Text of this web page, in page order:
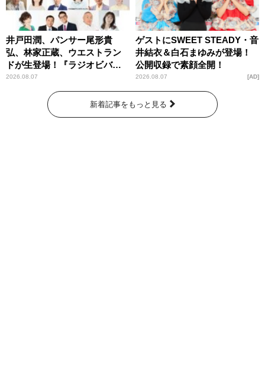
井戸田潤、パンサー尾形貴
弘、林家正蔵、ウエストラン
ドが生登場！『ラジオビバリ
ー昼ズ』
2026.08.07
ゲストにSWEET STEADY・音
井結衣＆白石まゆみが登場！
公開収録で素顔全開！
2026.08.07 AD
新着記事をもっと見る